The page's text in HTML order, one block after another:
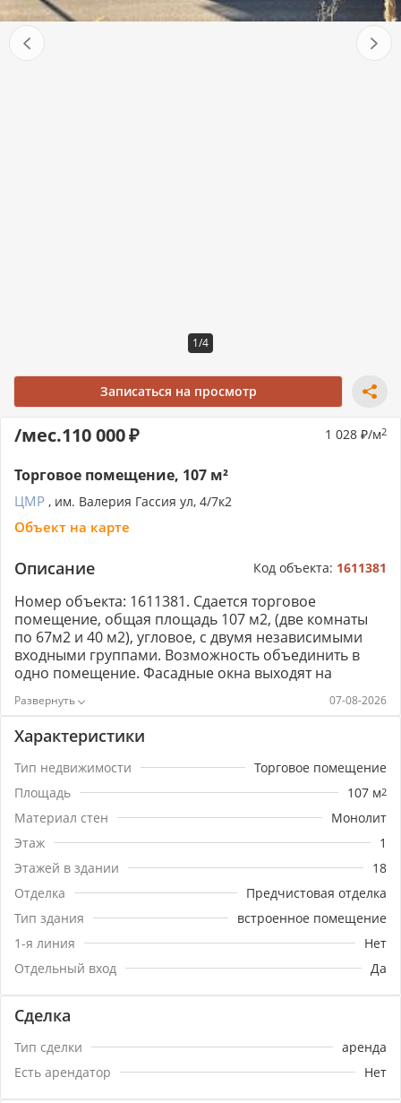
1/4
Записаться на просмотр
Торговое помещение, 107 м²
ЦМР , им. Валерия Гассия ул, 4/7к2
Объект на карте
110 000
/мес. 1 028 /м2
Описание Код объекта: 1611381
Номер объекта: 1611381. Сдается торговое
помещение, общая площадь 107 м2, (две комнаты
по 67м2 и 40 м2), угловое, с двумя независимыми
входными группами. Возможность объединить в
одно помещение. Фасадные окна выходят на
жилого массива. Парковка стихийная . Активный
пешеходный трафик. Помещение с ремонтом.
Планировка свободная. Высота потолков 3 м.
Мощность электрическая 10 кВт. Коммуникации
центральные. Помещение находится на въезде в
жилой массив. Подойдет под свой вид деятельности:
магазин, салон красоты, шоурум, стоматология, и
др.
07-08-2026
Характеристики
Тип недвижимости
Торговое помещение
Площадь
107 м2
Материал стен
Монолит
Этаж
1
Этажей в здании
18
Отделка
Предчистовая отделка
Тип здания
встроенное помещение
1-я линия
Нет
Отдельный вход
Да
Сделка
Тип сделки
аренда
Есть арендатор
Нет